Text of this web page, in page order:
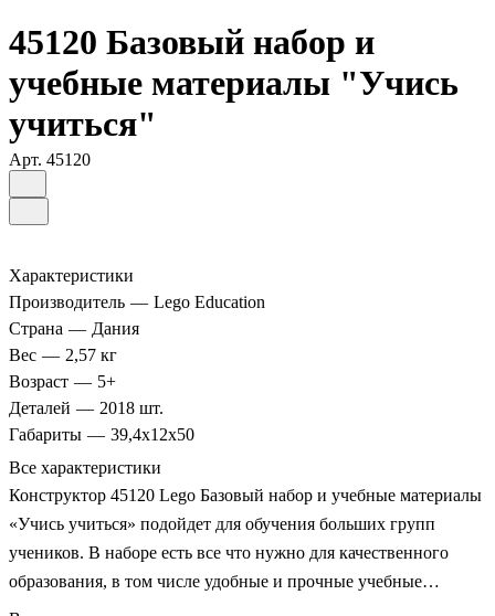
45120 Базовый набор и
учебные материалы "Учись
учиться"
Арт. 45120
Характеристики
Производитель — Lego Education
Страна — Дания
Вес — 2,57 кг
Возраст — 5+
Деталей — 2018 шт.
Габариты — 39,4х12х50
Все характеристики
Конструктор 45120 Lego Базовый набор и учебные материалы
«Учись учиться» подойдет для обучения больших групп
учеников. В наборе есть все что нужно для качественного
образования, в том числе удобные и прочные учебные
раздаточные материалы для учеников и подсказки для